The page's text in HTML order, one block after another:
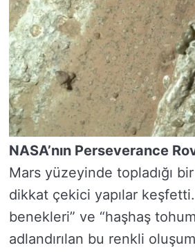
NASA’nın Perseverance
Mars yüzeyinde topladığı
dikkat çekici yapılar
benekleri” ve “haşhaş
adlandırılan bu renkli